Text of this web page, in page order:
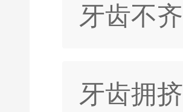
牙齿不齐
牙齿拥挤